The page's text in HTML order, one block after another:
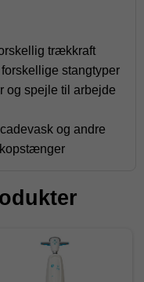
trækkraft
stangtyper
og spejle til arbejde
og andre